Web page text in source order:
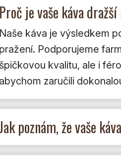
Proč je vaše káva
Naše káva je výsledkem
pražení. Podporujeme
špičkovou kvalitu, ale i
abychom zaručili
poznám, že vaše